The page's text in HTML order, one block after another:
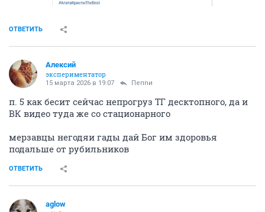
ОТВЕТИТЬ
Алексий
экспериментатор
15 марта 2026 в 19:07 Пепnи
п. 5 как бесит сейчас непрогруз ТГ десктопного, да и
ВК видео туда же со стационарного
мерзавцы негодяи гады дай Бог им здоровья
подальше от рубильников
ОТВЕТИТЬ
aglow